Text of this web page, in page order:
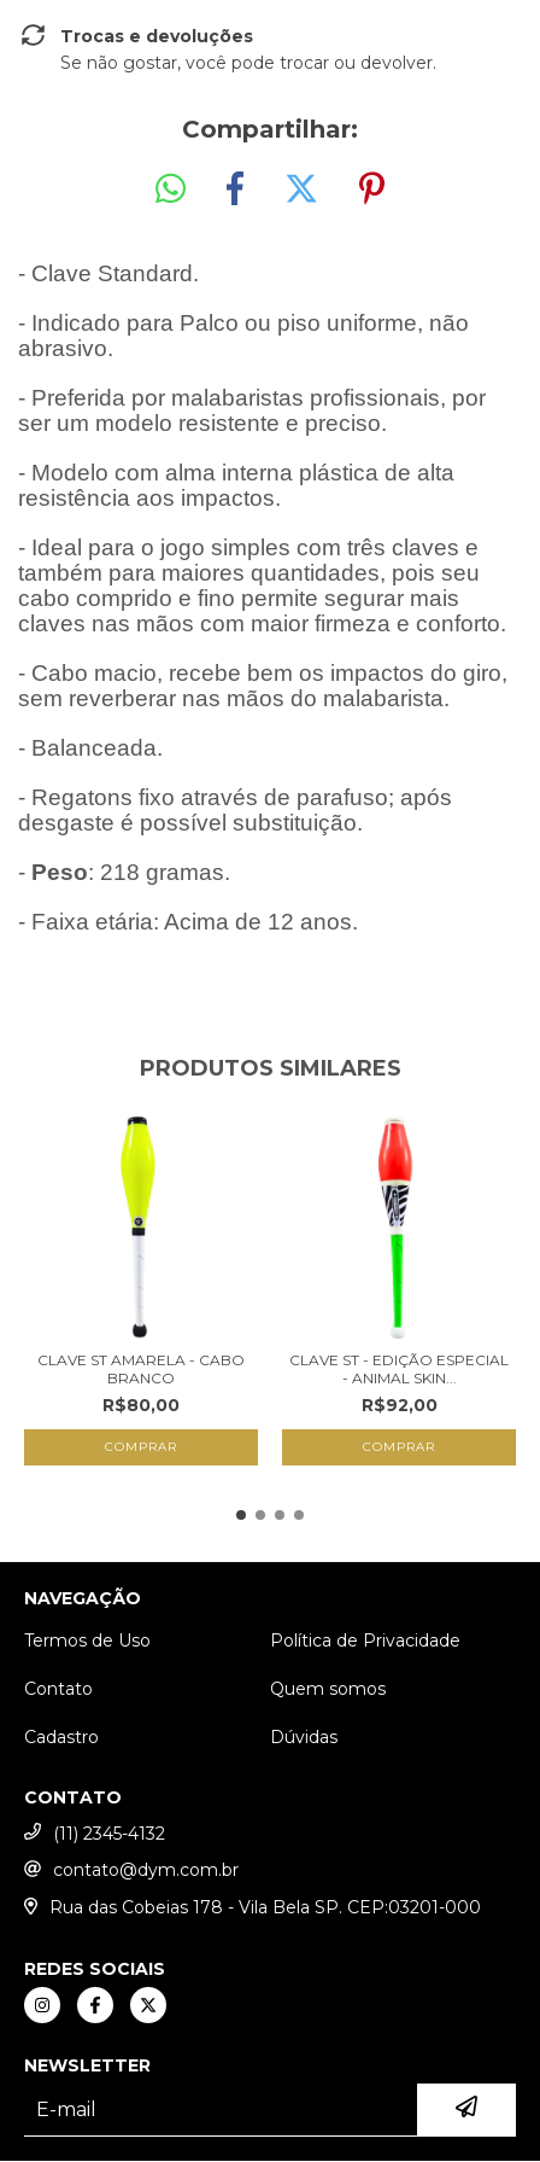
Trocas e devoluções
Se não gostar, você pode trocar ou devolver.
Compartilhar:
- Clave Standard.
- Indicado para Palco ou piso uniforme, não
abrasivo.
- Preferida por malabaristas profissionais, por
ser um modelo resistente e preciso.
- Modelo com alma interna plástica de alta
resistência aos impactos.
- Ideal para o jogo simples com três claves e
também para maiores quantidades, pois seu
cabo comprido e fino permite segurar mais
claves nas mãos com maior firmeza e conforto.
- Cabo macio, recebe bem os impactos do giro,
sem reverberar nas mãos do malabarista.
- Balanceada.
- Regatons fixo através de parafuso; após
desgaste é possível substituição.
- Peso: 218 gramas.
- Faixa etária: Acima de 12 anos.
PRODUTOS SIMILARES
CLAVE ST AMARELA - CABO
BRANCO
R$80,00
CLAVE ST - EDIÇÃO ESPECIAL
- ANIMAL SKIN...
R$92,00
NAVEGAÇÃO
Termos de Uso
Política de Privacidade
Contato Quem somos
Cadastro Dúvidas
CONTATO
(11) 2345-4132
contato@dym.com.br
Rua das Cobeias 178 - Vila Bela SP. CEP:03201-000
REDES SOCIAIS
NEWSLETTER